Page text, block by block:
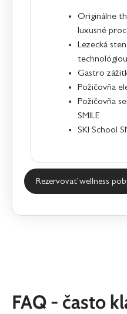
Originálne
luxusné
Lezecká
technológiou
Gastro
Požičovňa
Požičovňa
SMILE
SKI School
Rezervovať wellness
FAQ - často